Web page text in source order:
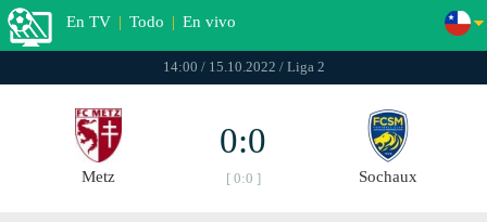
En TV | Todo | En vivo
14:00 / 15.10.2022 / Liga 2
Metz
0:0
[ 0:0 ] Sochaux